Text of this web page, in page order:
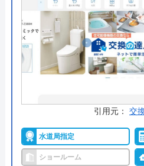
に延長されるのも安心です
で割引制度もあるため、ト
考えているのであればぜひ利
公式サ
今すぐ電話で
0120-
受付時間：
引用元： 交
水道局指定
ショールーム